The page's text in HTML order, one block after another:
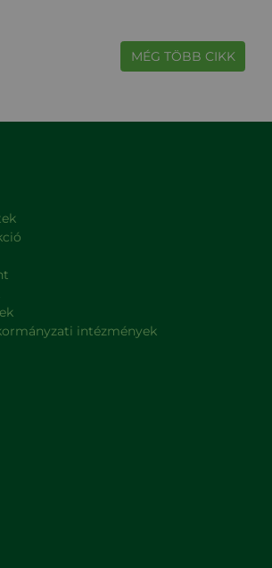
MÉG TÖBB CIKK
intézmények